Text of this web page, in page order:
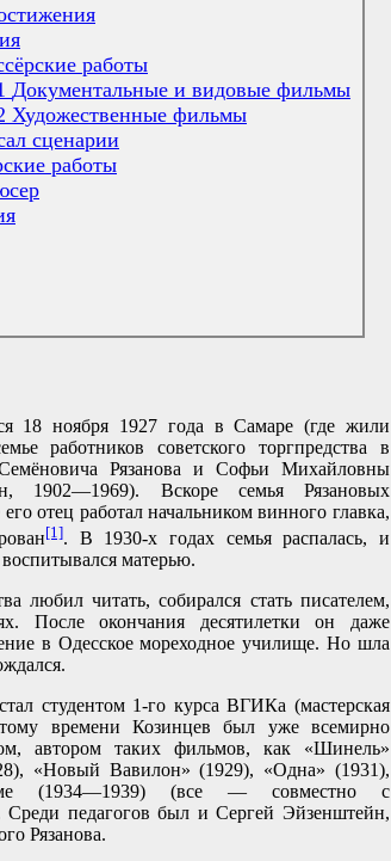
работы
Документальные и видовые фильмы
Художественные фильмы
сценарии
работы
18 ноября 1927 года в Самаре (где жили
работников советского торгпредства в
Рязанова и Софьи Михайловны
1902—1969). Вскоре семья Рязановых
отец работал начальником винного главка,
[1]. В 1930-х годах семья распалась, и
матерью.
любил читать, собирался стать писателем,
После окончания десятилетки он даже
в Одесское мореходное училище. Но шла
студентом 1-го курса ВГИКа (мастерская
времени Козинцев был уже всемирно
автором таких фильмов, как «Шинель»
«Новый Вавилон» (1929), «Одна» (1931),
(1934—1939) (все — совместно с
Среди педагогов был и Сергей Эйзенштейн,
Рязанова.